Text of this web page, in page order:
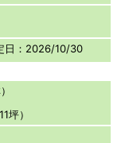
：2026/10/30
坪）